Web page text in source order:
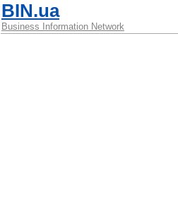
BIN.ua
Business Information Network